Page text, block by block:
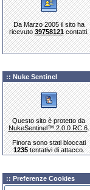
Da Marzo 2005 il sito ha
ricevuto39758121contatti.
:: Nuke Sentinel
Questo sito è protetto da
NukeSentinel™ 2.0.0 RC 6.
Finora sono stati bloccati
1235tentativi di attacco.
:: Preferenze Cookies